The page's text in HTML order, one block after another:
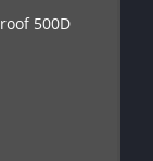
500D